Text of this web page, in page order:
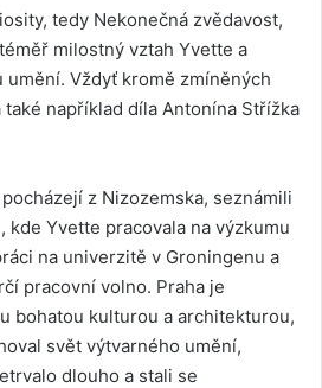
tedy Nekonečná zvědavost,
milostný vztah Yvette a
umění. Vždyť kromě zmíněných
například díla Antonína Střížka
z Nizozemska, seznámili
kde Yvette pracovala na výzkumu
na univerzitě v Groningenu a
pracovní volno. Praha je
bohatou kulturou a architekturou,
svět výtvarného umění,
dlouho a stali se